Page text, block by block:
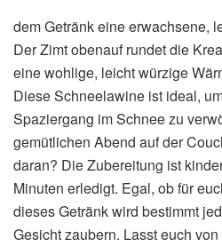
dem Getränk eine erwachsene,
Der Zimt obenauf rundet die
eine wohlige, leicht würzige
Diese Schneelawine ist ideal,
Spaziergang im Schnee zu
gemütlichen Abend auf der
daran? Die Zubereitung ist
Minuten erledigt. Egal, ob für
dieses Getränk wird bestimmt
Gesicht zaubern. Lasst euch